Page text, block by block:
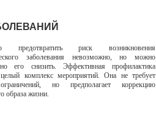
предотвратить риск возникновения
заболевания невозможно, но можно
его снизить. Эффективная профилактика
комплекс мероприятий. Она не требует
но предполагает коррекцию
образа жизни.